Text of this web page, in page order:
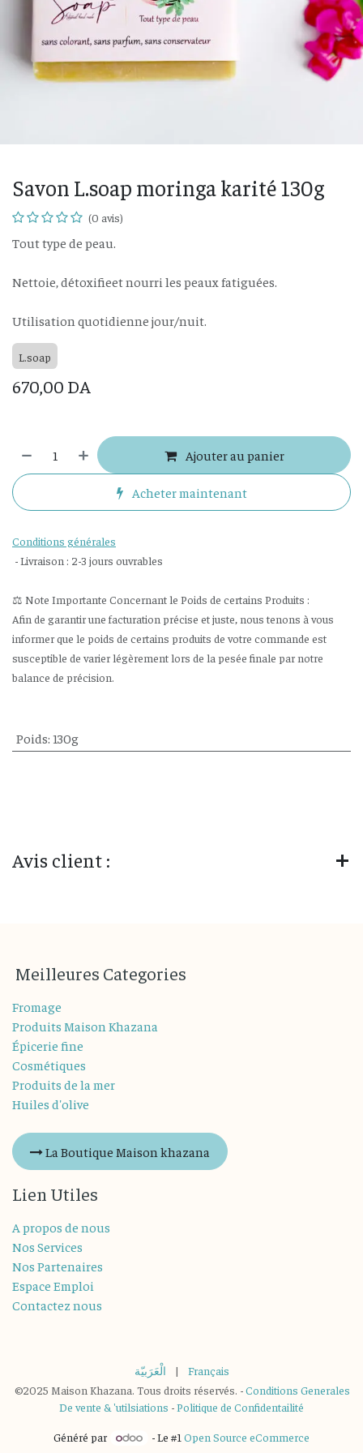
Savon L.soap moringa karité 130g
(0 avis)
Tout type de peau.
Nettoie, détoxifieet nourri les peaux fatiguées.
Utilisation quotidienne jour/nuit.
L.soap
670,00 DA
Ajouter au panier
Acheter maintenant
Conditions générales
- Livraison : 2-3 jours ouvrables
⚖️ Note Importante Concernant le Poids de certains Produits :
Afin de garantir une facturation précise et juste, nous tenons à vous
informer que le poids de certains produits de votre commande est
susceptible de varier légèrement lors de la pesée finale par notre
balance de précision.
Poids: 130g
Avis client :
Meilleures Categories
Fromage
Produits Maison Khazana
Épicerie fine
Cosmétiques
Produits de la mer
Huiles d'olive
La Boutique Maison khazana
Lien Utiles
A propos de nous
Nos Services
Nos Partenaires
Espace Emploi
Contactez nous
©2025 Maison Khazana. Tous droits réservés. -Conditions Generales
De vente & 'utilsiations -Politique de Confidentailité
الْعَرَبيّة | Français
Généré par - Le #1 Open Source eCommerce